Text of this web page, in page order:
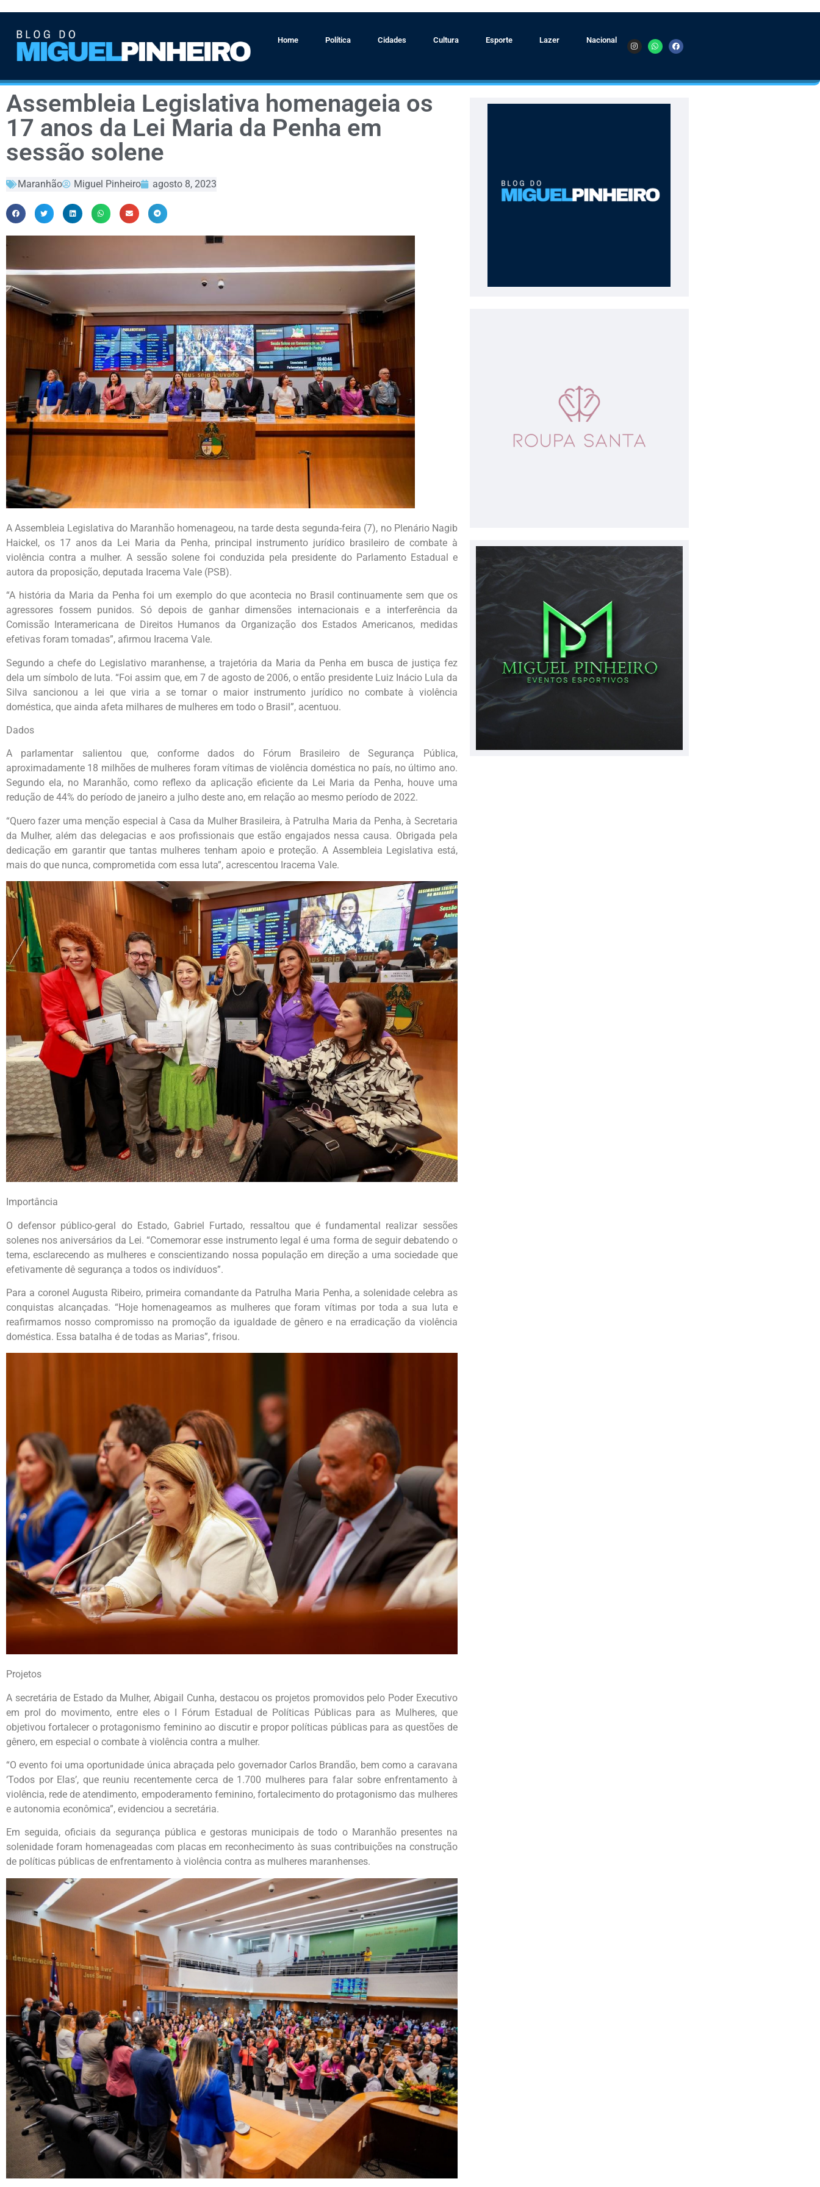
Home Política Cidades Cultura Esporte Lazer Nacional
Assembleia Legislativa homenageia os
17 anos da Lei Maria da Penha em
sessão solene
Maranhão Miguel Pinheiro agosto 8, 2023
A Assembleia Legislativa do Maranhão homenageou, na tarde desta segunda-feira (7), no Plenário Nagib
Haickel, os 17 anos da Lei Maria da Penha, principal instrumento jurídico brasileiro de combate à
violência contra a mulher. A sessão solene foi conduzida pela presidente do Parlamento Estadual e
autora da proposição, deputada Iracema Vale (PSB).
“A história da Maria da Penha foi um exemplo do que acontecia no Brasil continuamente sem que os
agressores fossem punidos. Só depois de ganhar dimensões internacionais e a interferência da
Comissão Interamericana de Direitos Humanos da Organização dos Estados Americanos, medidas
efetivas foram tomadas”, afirmou Iracema Vale.
Segundo a chefe do Legislativo maranhense, a trajetória da Maria da Penha em busca de justiça fez
dela um símbolo de luta. “Foi assim que, em 7 de agosto de 2006, o então presidente Luiz Inácio Lula da
Silva sancionou a lei que viria a se tornar o maior instrumento jurídico no combate à violência
doméstica, que ainda afeta milhares de mulheres em todo o Brasil”, acentuou.
Dados
A parlamentar salientou que, conforme dados do Fórum Brasileiro de Segurança Pública,
aproximadamente 18 milhões de mulheres foram vítimas de violência doméstica no país, no último ano.
Segundo ela, no Maranhão, como reflexo da aplicação eficiente da Lei Maria da Penha, houve uma
redução de 44% do período de janeiro a julho deste ano, em relação ao mesmo período de 2022.
“Quero fazer uma menção especial à Casa da Mulher Brasileira, à Patrulha Maria da Penha, à Secretaria
da Mulher, além das delegacias e aos profissionais que estão engajados nessa causa. Obrigada pela
dedicação em garantir que tantas mulheres tenham apoio e proteção. A Assembleia Legislativa está,
mais do que nunca, comprometida com essa luta”, acrescentou Iracema Vale.
Importância
O defensor público-geral do Estado, Gabriel Furtado, ressaltou que é fundamental realizar sessões
solenes nos aniversários da Lei. “Comemorar esse instrumento legal é uma forma de seguir debatendo o
tema, esclarecendo as mulheres e conscientizando nossa população em direção a uma sociedade que
efetivamente dê segurança a todos os indivíduos”.
Para a coronel Augusta Ribeiro, primeira comandante da Patrulha Maria Penha, a solenidade celebra as
conquistas alcançadas. “Hoje homenageamos as mulheres que foram vítimas por toda a sua luta e
reafirmamos nosso compromisso na promoção da igualdade de gênero e na erradicação da violência
doméstica. Essa batalha é de todas as Marias”, frisou.
Projetos
A secretária de Estado da Mulher, Abigail Cunha, destacou os projetos promovidos pelo Poder Executivo
em prol do movimento, entre eles o I Fórum Estadual de Políticas Públicas para as Mulheres, que
objetivou fortalecer o protagonismo feminino ao discutir e propor políticas públicas para as questões de
gênero, em especial o combate à violência contra a mulher.
“O evento foi uma oportunidade única abraçada pelo governador Carlos Brandão, bem como a caravana
‘Todos por Elas’, que reuniu recentemente cerca de 1.700 mulheres para falar sobre enfrentamento à
violência, rede de atendimento, empoderamento feminino, fortalecimento do protagonismo das mulheres
e autonomia econômica”, evidenciou a secretária.
Em seguida, oficiais da segurança pública e gestoras municipais de todo o Maranhão presentes na
solenidade foram homenageadas com placas em reconhecimento às suas contribuições na construção
de políticas públicas de enfrentamento à violência contra as mulheres maranhenses.